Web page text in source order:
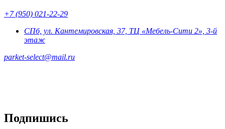
+7 (950) 021-22-29
СПб, ул. Кантемировская, 37, ТЦ «Мебель-Сити 2», 3-й
этаж
parket-select@mail.ru
Подпишись